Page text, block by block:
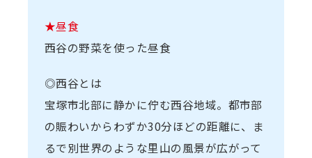
★昼食
西谷の野菜を使った昼食
◎西谷とは
宝塚市北部に静かに佇む西谷地域。都市部
の賑わいからわずか30分ほどの距離に、ま
るで別世界のような里山の風景が広がって